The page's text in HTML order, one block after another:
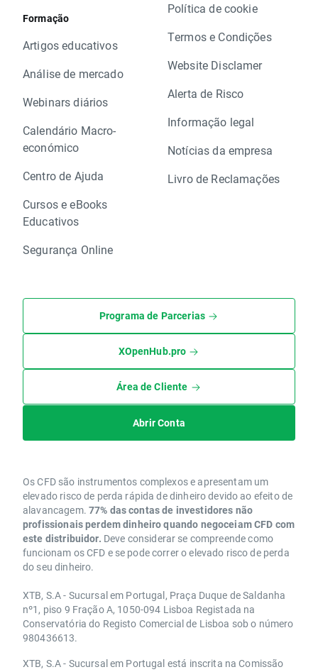
Formação
Artigos educativos
Análise de mercado
Webinars diários
Calendário Macro-
económico
Centro de Ajuda
Cursos e eBooks
Educativos
Segurança Online
Política de cookie
Termos e Condições
Website Disclamer
Alerta de Risco
Informação legal
Notícias da empresa
Livro de Reclamações
Programa de Parcerias
XOpenHub.pro
Área de Cliente
Abrir Conta
Os CFD são instrumentos complexos e apresentam um
elevado risco de perda rápida de dinheiro devido ao efeito de
alavancagem. 77% das contas de investidores não
profissionais perdem dinheiro quando negoceiam CFD com
este distribuidor. Deve considerar se compreende como
funcionam os CFD e se pode correr o elevado risco de perda
do seu dinheiro.
XTB, S.A - Sucursal em Portugal, Praça Duque de Saldanha
nº1, piso 9 Fração A, 1050-094 Lisboa Registada na
Conservatória do Registo Comercial de Lisboa sob o número
980436613.
XTB, S.A - Sucursal em Portugal está inscrita na Comissão